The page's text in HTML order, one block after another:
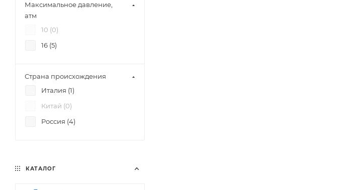
Максимальное давление,
атм
10 (0)
16 (5)
Страна происхождения
Италия (1)
Китай (0)
Россия (4)
КАТАЛОГ